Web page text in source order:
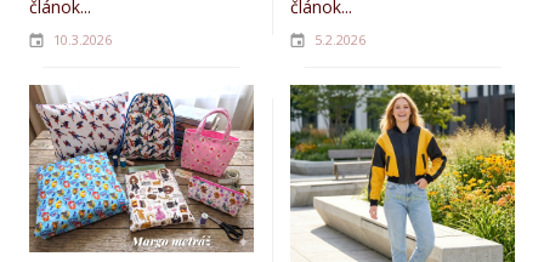
článok...
10.3.2026
článok...
5.2.2026